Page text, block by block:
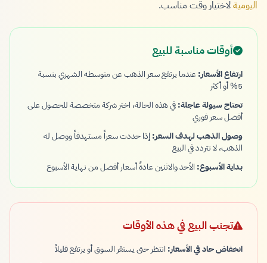
اليوميةلاختيار وقت مناسب.
أوقات مناسبة للبيع
ارتفاع الأسعار:عندما يرتفع سعر الذهب عن متوسطه الشهري بنسبة
5% أو أكثر
تحتاج سيولة عاجلة:في هذه الحالة، اختر شركة متخصصة للحصول على
أفضل سعر فوري
وصول الذهب لهدف السعر: إذا حددت سعراً مستهدفاً ووصل له
الذهب، لا تتردد في البيع
بداية الأسبوع: الأحد والاثنين عادةً أسعار أفضل من نهاية الأسبوع
تجنب البيع في هذه الأوقات
انخفاض حاد في الأسعار: انتظر حتى يستقر السوق أو يرتفع قليلاً